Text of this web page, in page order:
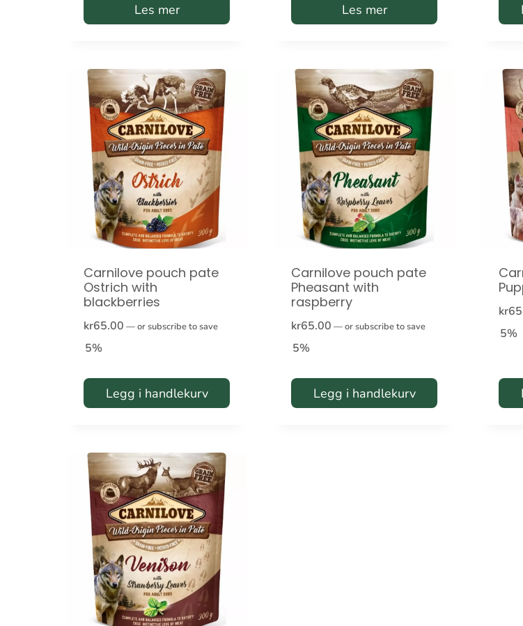
Les mer Les mer
Carnilove pouch pate
Ostrich with
blackberries
kr65.00 —or subscribe to save
5%
Legg i handlekurv
Carnilove pouch pate
Pheasant with
raspberry
kr65.00 —or subscribe to save
5%
Legg i handlekurv
kr
5%